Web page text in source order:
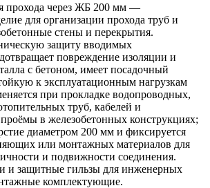
прохода через ЖБ 200 мм —
для организации прохода труб и
стены и перекрытия.
защиту вводимых
повреждение изоляции и
с бетоном, имеет посадочный
к эксплуатационным нагрузкам
при прокладке водопроводных,
труб, кабелей и
проёмы в железобетонных конструкциях;
диаметром 200 мм и фиксируется
или монтажных материалов для
и подвижности соединения.
и защитные гильзы для инженерных
комплектующие.